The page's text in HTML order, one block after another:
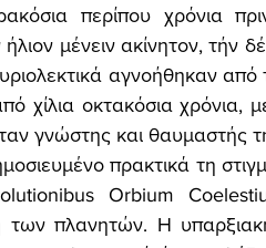
περίπου χρόνια
μένειν ακίνητον, τήν
αγνοήθηκαν
χίλια οκτακόσια
γνώστης και θαυμαστής
πρακτικά τη
Orbium
πλανητών. Η